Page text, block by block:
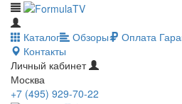
Каталог Обзоры Оплата
Контакты
Личный кабинет
Москва
+7 (495) 929-70-22